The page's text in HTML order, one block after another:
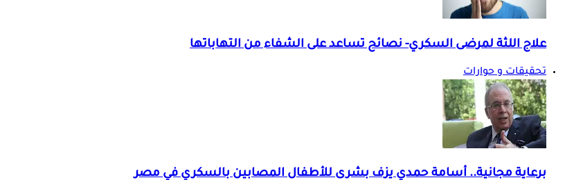
علاج اللثة لمرضى السكري- نصائح تساعد على الشفاء من التهاباتها
تحقيقات و حوارات
برعاية مجانية.. أسامة حمدي يزف بشرى للأطفال المصابين بالسكري في مصر